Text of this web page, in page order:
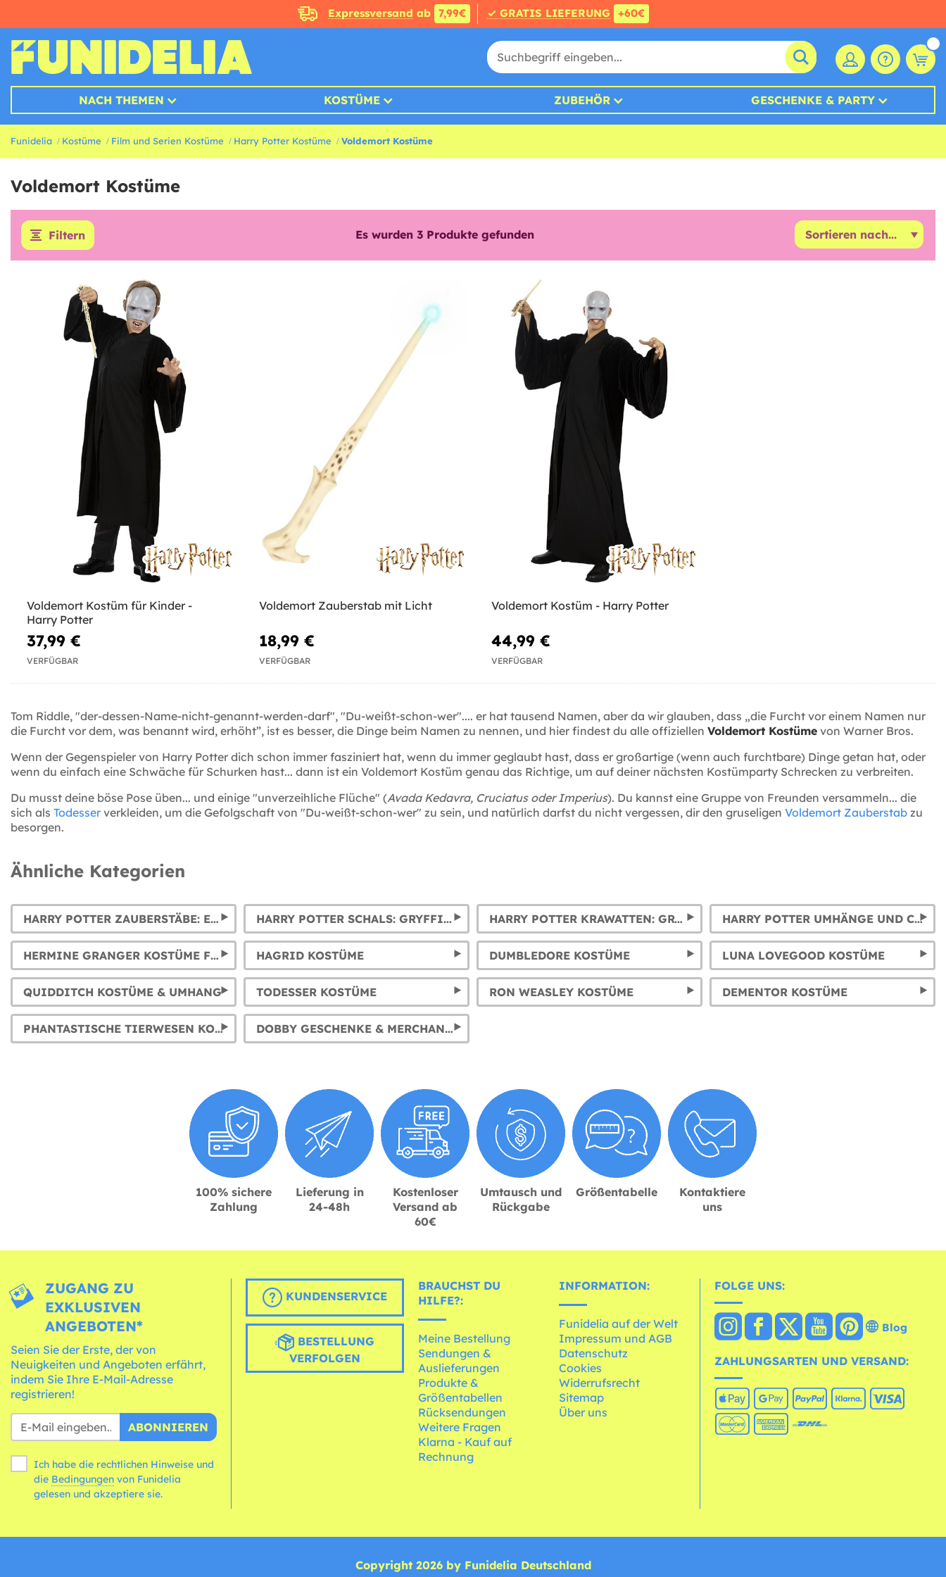
Expressversand ab 7,99€ ✓ GRATIS LIEFERUNG +60€
NACH THEMEN KOSTÜME ZUBEHÖR GESCHENKE & PARTY
Funidelia Kostüme Film und Serien Kostüme Harry Potter Kostüme Voldemort Kostüme
Voldemort Kostüme
Filtern Es wurden 3Produkte gefunden
Voldemort Kostüm für Kinder -
Harry Potter
37,99 €
VERFÜGBAR
Voldemort Zauberstab mit Licht
18,99 €
VERFÜGBAR
Voldemort Kostüm - Harry Potter
44,99 €
VERFÜGBAR
Tom Riddle, "der-dessen-Name-nicht-genannt-werden-darf", "Du-weißt-schon-wer".... er hat tausend Namen, aber da wir glauben, dass „die Furcht vor einem Namen nur
die Furcht vor dem, was benannt wird, erhöht”, ist es besser, die Dinge beim Namen zu nennen, und hier findest du alle offiziellen Voldemort Kostüme von Warner Bros.
Wenn der Gegenspieler von Harry Potter dich schon immer fasziniert hat, wenn du immer geglaubt hast, dass er großartige (wenn auch furchtbare) Dinge getan hat, oder
wenn du einfach eine Schwäche für Schurken hast... dann ist ein Voldemort Kostüm genau das Richtige, um auf deiner nächsten Kostümparty Schrecken zu verbreiten.
Du musst deine böse Pose üben... und einige "unverzeihliche Flüche" (Avada Kedavra, Cruciatus oder Imperius). Du kannst eine Gruppe von Freunden versammeln... die
sich als Todesser verkleiden, um die Gefolgschaft von "Du-weißt-schon-wer" zu sein, und natürlich darfst du nicht vergessen, dir den gruseligen Voldemort Zauberstab zu
besorgen.
Ähnliche Kategorien
HARRY POTTER ZAUBERSTÄBE: ELDERSTAB, HERMINES, DUMBLEDORES, VOLDEMORTS UND VIELE MEHR HARRY POTTER SCHALS: GRYFFINDOR, SLYTHERIN, HUFFLEPUFF UND RAVENCLAW HARRY POTTER KRAWATTEN: GRYFFINDOR, SLYTHERIN, HUFFLEPUFF UND RAVENCLAW HARRY POTTER UMHÄNGE UND CAPES: GRYFFINDOR, SLYTHERIN, RAVENCLAW UND HUFFLEPUFF
HERMINE GRANGER KOSTÜME FÜR DAMEN UND KINDER HAGRID KOSTÜME DUMBLEDORE KOSTÜME LUNA LOVEGOOD KOSTÜME
QUIDDITCH KOSTÜME & UMHANG TODESSER KOSTÜME RON WEASLEY KOSTÜME DEMENTOR KOSTÜME
PHANTASTISCHE TIERWESEN KOSTÜME DOBBY GESCHENKE & MERCHANDISE & KOSTÜME
100% sichere
Zahlung
Lieferung in
24-48h
Kostenloser
Versand ab
60€
Umtausch und
Rückgabe
Größentabelle
Kontaktiere
uns
ZUGANG ZU
EXKLUSIVEN
ANGEBOTEN*
Seien Sie der Erste, der von
Neuigkeiten und Angeboten erfährt,
indem Sie Ihre E-Mail-Adresse
registrieren!
ABONNIEREN
Ich habe die rechtlichen Hinweise und
die Bedingungen
gelesen und akzeptiere sie.
KUNDENSERVICE
BESTELLUNG
VERFOLGEN
BRAUCHST DU
HILFE?:
Meine Bestellung
Sendungen &
Auslieferungen
Produkte &
Größentabellen
Rücksendungen
Weitere Fragen
Klarna - Kauf auf
Rechnung
INFORMATION:
Funidelia auf der Welt
Impressum und AGB
Datenschutz
Cookies
Widerrufsrecht
Sitemap
Über uns
FOLGE UNS:
Blog
ZAHLUNGSARTEN UND VERSAND:
Copyright 2026 by Funidelia Deutschland